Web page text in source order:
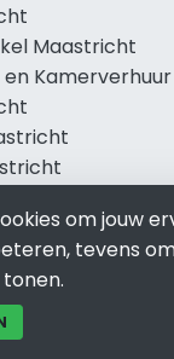
Maastricht
om jouw
tevens